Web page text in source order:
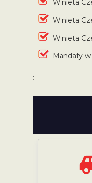
Winieta
Winieta
Winieta
Mandaty
: